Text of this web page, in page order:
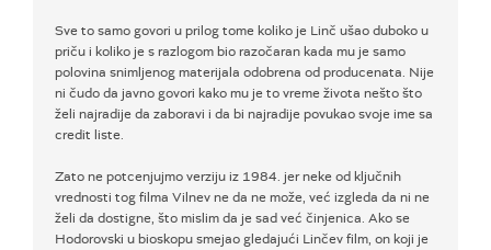
Sve to samo govori u prilog tome koliko je Linč ušao duboko u
priču i koliko je s razlogom bio razočaran kada mu je samo
polovina snimljenog materijala odobrena od producenata. Nije
ni čudo da javno govori kako mu je to vreme života nešto što
želi najradije da zaboravi i da bi najradije povukao svoje ime sa
credit liste.
Zato ne potcenjujmo verziju iz 1984. jer neke od ključnih
vrednosti tog filma Vilnev ne da ne može, već izgleda da ni ne
želi da dostigne, što mislim da je sad već činjenica. Ako se
Hodorovski u bioskopu smejao gledajući Linčev film, on koji je